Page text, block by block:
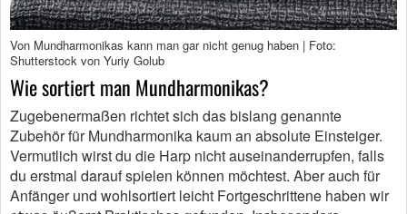
Von Mundharmonikas kann man gar nicht genug haben | Foto:
Shutterstock von Yuriy Golub
Wie sortiert man Mundharmonikas?
Zugebenermaßen richtet sich das bislang genannte
Zubehör für Mundharmonika kaum an absolute Einsteiger.
Vermutlich wirst du die Harp nicht auseinanderrupfen, falls
du erstmal darauf spielen können möchtest. Aber auch für
Anfänger und wohlsortiert leicht Fortgeschrittene haben wir